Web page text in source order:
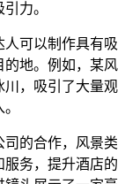
力。
人可以制作具有吸
的地。例如，某风
川，吸引了大量观
司的合作，风景类
务，提升酒店的